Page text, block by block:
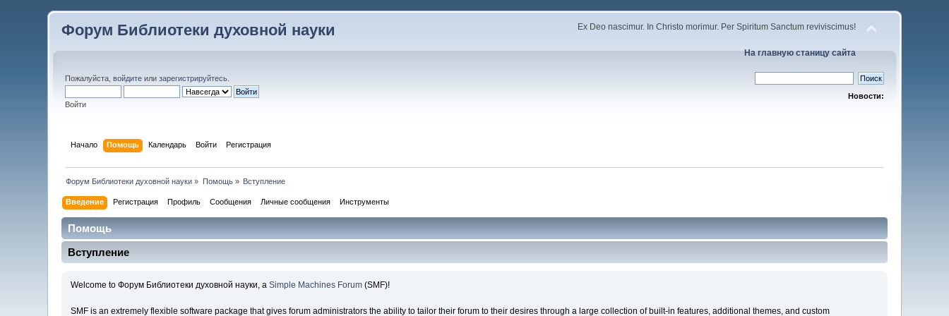
Форум Библиотеки духовной науки Ex Deo nascimur. In Christo morimur. Per Spiritum Sanctum reviviscimus!
На главную станицу сайта
Пожалуйста,войдите илизарегистрируйтесь
Войти
Новости:
Начало Помощь Календарь Войти Регистрация
Форум Библиотеки духовной науки » Помощь» Вступление
Введение Регистрация Профиль Сообщения Личные сообщения Инструменты
Помощь
Вступление
Welcome to Форум Библиотеки духовной науки, a Simple Machines Forum(SMF)!
SMF is an extremely flexible software package that gives forum administrators the ability to tailor their forum to their desires through a large collection of built-in features, additional themes, and custom